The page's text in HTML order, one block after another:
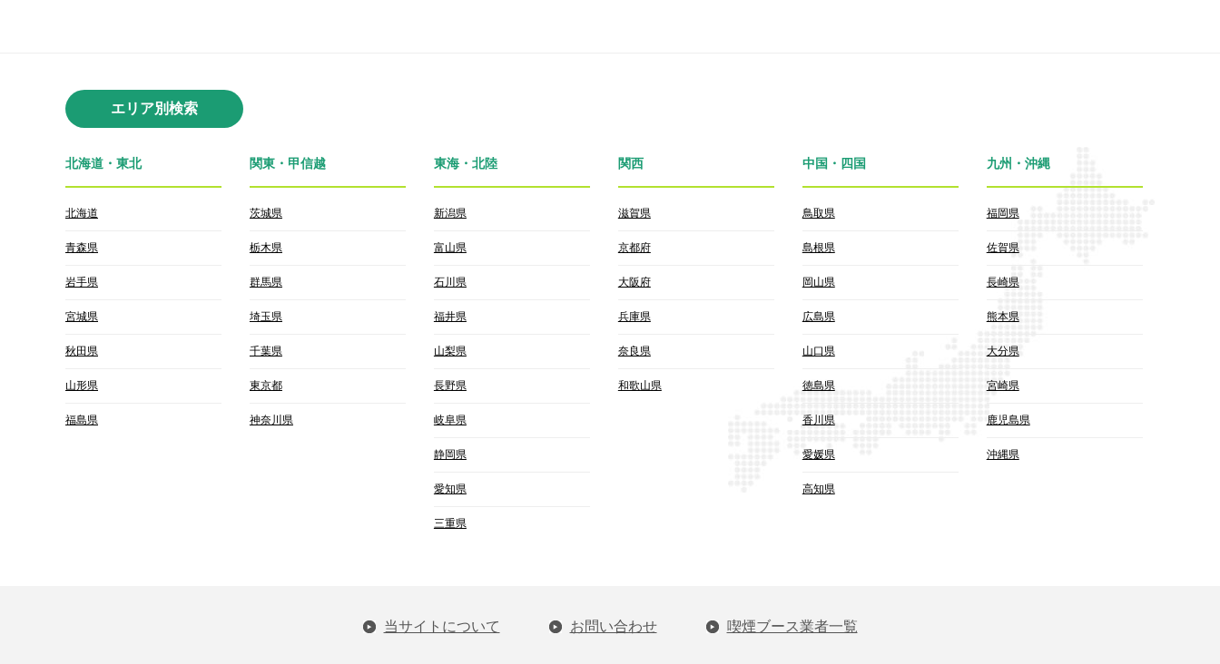
エリア別検索
北海道・東北
北海道
青森県
岩手県
宮城県
秋田県
山形県
福島県
関東・甲信越
茨城県
栃木県
群馬県
埼玉県
千葉県
東京都
神奈川県
東海・北陸
新潟県
富山県
石川県
福井県
山梨県
長野県
岐阜県
静岡県
愛知県
三重県
関西
滋賀県
京都府
大阪府
兵庫県
奈良県
和歌山県
中国・四国
鳥取県
島根県
岡山県
広島県
山口県
徳島県
香川県
愛媛県
高知県
九州・沖縄
福岡県
佐賀県
長崎県
熊本県
大分県
宮崎県
鹿児島県
沖縄県
当サイトについて お問い合わせ 喫煙ブース業者一覧